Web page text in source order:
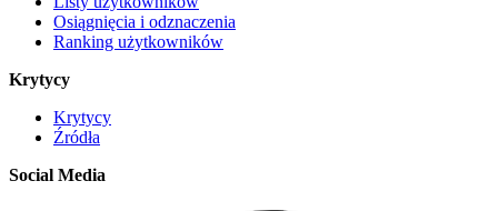
Osiągnięcia i odznaczenia
Ranking użytkowników
Krytycy
Krytycy
Źródła
Social Media